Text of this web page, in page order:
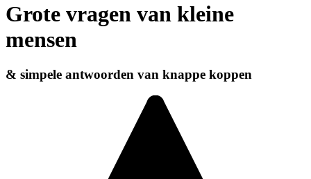
Grote vragen van kleine
mensen
& simpele antwoorden van knappe koppen